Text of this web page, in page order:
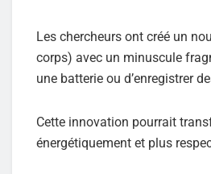
Les chercheurs ont créé un
corps) avec un minuscule
une batterie ou d’enregistrer
Cette innovation pourrait
énergétiquement et plus